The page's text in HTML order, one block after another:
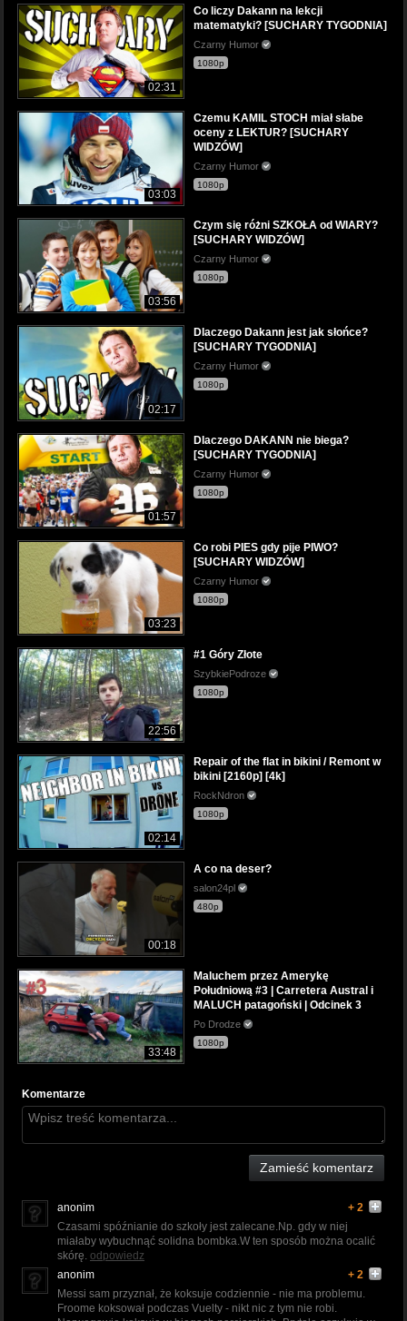
02:31
Co liczy Dakann na lekcji
matematyki? [SUCHARY TYGODNIA]
Czarny Humor
1080p
03:03
Czemu KAMIL STOCH miał słabe
oceny z LEKTUR? [SUCHARY
WIDZÓW]
Czarny Humor
1080p
03:56
Czym się różni SZKOŁA od WIARY?
[SUCHARY WIDZÓW]
Czarny Humor
1080p
02:17
Dlaczego Dakann jest jak słońce?
[SUCHARY TYGODNIA]
Czarny Humor
1080p
01:57
Dlaczego DAKANN nie biega?
[SUCHARY TYGODNIA]
Czarny Humor
1080p
03:23
Co robi PIES gdy pije PIWO?
[SUCHARY WIDZÓW]
Czarny Humor
1080p
22:56
#1 Góry Złote
SzybkiePodroze
1080p
02:14
Repair of the flat in bikini / Remont w
bikini [2160p] [4k]
RockNdron
1080p
00:18
A co na deser?
salon24pl
480p
33:48
Maluchem przez Amerykę
Południową #3 | Carretera Austral i
MALUCH patagoński | Odcinek 3
Po Drodze
1080p
Komentarze
Zamieść komentarz
anonim
+ 2
Czasami spóźnianie do szkoły jest zalecane.Np. gdy w niej
miałaby wybuchnąć solidna bombka.W ten sposób można ocalić
skórę. odpowiedz
anonim
+ 2
Messi sam przyznał, że koksuje codziennie - nie ma problemu.
Froome koksował podczas Vuelty - nikt nic z tym nie robi.